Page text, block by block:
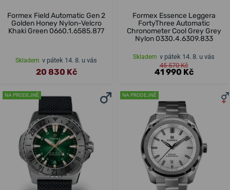
Formex Field Automatic Gen 2
Golden Honey Nylon-Velcro
Khaki Green 0660.1.6585.877
Skladem v pátek 14. 8. u vás
20 830 Kč
Formex Essence Leggera
FortyThree Automatic
Chronometer Cool Grey Grey
Nylon 0330.4.6309.833
Skladem v pátek 14. 8. u vás
45 570 Kč
41 990 Kč
NA PRODEJNĚ NA PRODEJNĚ